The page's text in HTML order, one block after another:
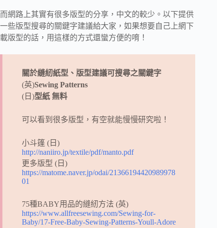
而網路上其實有很多版型的分享，中文的較少。以下提供
一些版型搜尋的關鍵字建議給大家，如果想要自己上網下
載版型的話，用這樣的方式還蠻方便的唷！
關於縫紉紙型、版型建議可搜尋之關鍵字
(英)Sewing Patterns
(日)型紙 無料
可以看到很多版型，有空就能慢慢研究啦！
小斗篷 (日)
http://naniiro.jp/textile/pdf/manto.pdf
更多版型 (日)
https://matome.naver.jp/odai/21366194420989978
01
75種BABY用品的縫紉方法 (英)
https://www.allfreesewing.com/Sewing-for-
Baby/17-Free-Baby-Sewing-Patterns-Youll-Adore